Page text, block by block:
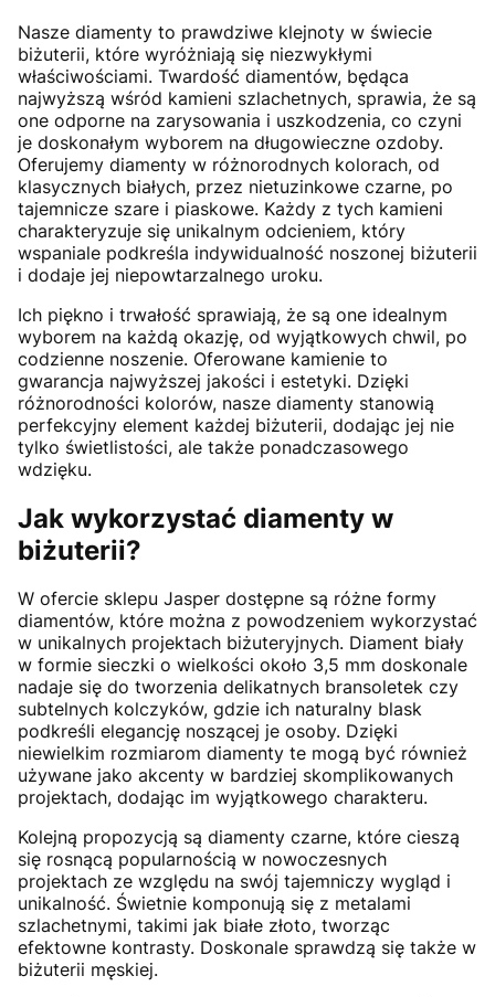
Nasze diamenty to prawdziwe klejnoty w świecie
biżuterii, które wyróżniają się niezwykłymi
właściwościami. Twardość diamentów, będąca
najwyższą wśród kamieni szlachetnych, sprawia, że są
one odporne na zarysowania i uszkodzenia, co czyni
je doskonałym wyborem na długowieczne ozdoby.
Oferujemy diamenty w różnorodnych kolorach, od
klasycznych białych, przez nietuzinkowe czarne, po
tajemnicze szare i piaskowe. Każdy z tych kamieni
charakteryzuje się unikalnym odcieniem, który
wspaniale podkreśla indywidualność noszonej biżuterii
i dodaje jej niepowtarzalnego uroku.
Ich piękno i trwałość sprawiają, że są one idealnym
wyborem na każdą okazję, od wyjątkowych chwil, po
codzienne noszenie. Oferowane kamienie to
gwarancja najwyższej jakości i estetyki. Dzięki
różnorodności kolorów, nasze diamenty stanowią
perfekcyjny element każdej biżuterii, dodając jej nie
tylko świetlistości, ale także ponadczasowego
wdzięku.
Jak wykorzystać diamenty w
biżuterii?
W ofercie sklepu Jasper dostępne są różne formy
diamentów, które można z powodzeniem wykorzystać
w unikalnych projektach biżuteryjnych. Diament biały
w formie sieczki o wielkości około 3,5 mm doskonale
nadaje się do tworzenia delikatnych bransoletek czy
subtelnych kolczyków, gdzie ich naturalny blask
podkreśli elegancję noszącej je osoby. Dzięki
niewielkim rozmiarom diamenty te mogą być również
używane jako akcenty w bardziej skomplikowanych
projektach, dodając im wyjątkowego charakteru.
Kolejną propozycją są diamenty czarne, które cieszą
się rosnącą popularnością w nowoczesnych
projektach ze względu na swój tajemniczy wygląd i
unikalność. Świetnie komponują się z metalami
szlachetnymi, takimi jak białe złoto, tworząc
efektowne kontrasty. Doskonale sprawdzą się także w
biżuterii męskiej.